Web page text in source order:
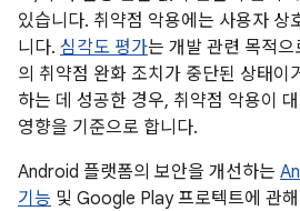
있습니다. 취약점 악용에는 사용자 상
니다. 심각도 평가는 개발 관련 목적
의 취약점 완화 조치가 중단된 상태이
하는 데 성공한 경우, 취약점 악용이
영향을 기준으로 합니다.
Android 플랫폼의 보안을 개선하는
기능 및 Google Play 프로텍트에 관